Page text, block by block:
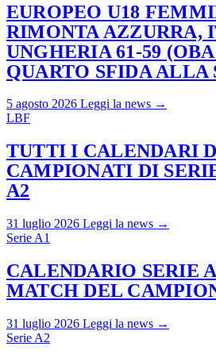
EUROPEO U18
RIMONTA AZZURRA,
UNGHERIA 61-59
QUARTO SFIDA ALLA
5 agosto 2026 Leggi la news →
LBF
TUTTI I CALENDARI
CAMPIONATI DI
A2
31 luglio 2026 Leggi la news →
Serie A1
CALENDARIO SERIE
MATCH DEL
31 luglio 2026 Leggi la news →
Serie A2